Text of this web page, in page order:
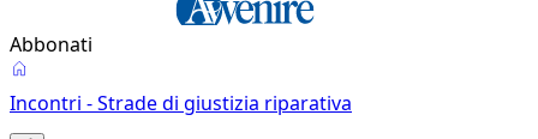
Abbonati
Incontri - Strade di giustizia riparativa